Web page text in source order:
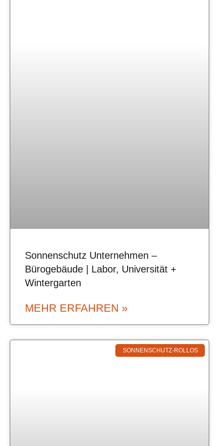
Sonnenschutz Unternehmen –
Bürogebäude | Labor, Universität +
Wintergarten
MEHR ERFAHREN »
SONNENSCHUTZ-ROLLOS